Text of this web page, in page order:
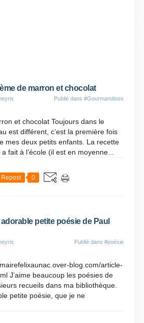
de marron et chocolat
Publié dans #Gourmandises
et chocolat Toujours dans le
est différent, c’est la première fois
mes deux petits enfants. La recette
fait à l’école (il est en moyenne...
Repost 0
petite poésie de Paul
Publié dans #poésie
blog.com/article-
J’aime beaucoup les poésies de
recueils dans ma bibliothèque.
petite poésie, que je ne